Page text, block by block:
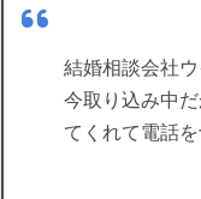
結婚相談会社
今取り込み中
てくれて電話